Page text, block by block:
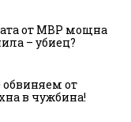
от МВР мощна
– убиец?
от
в чужбина!